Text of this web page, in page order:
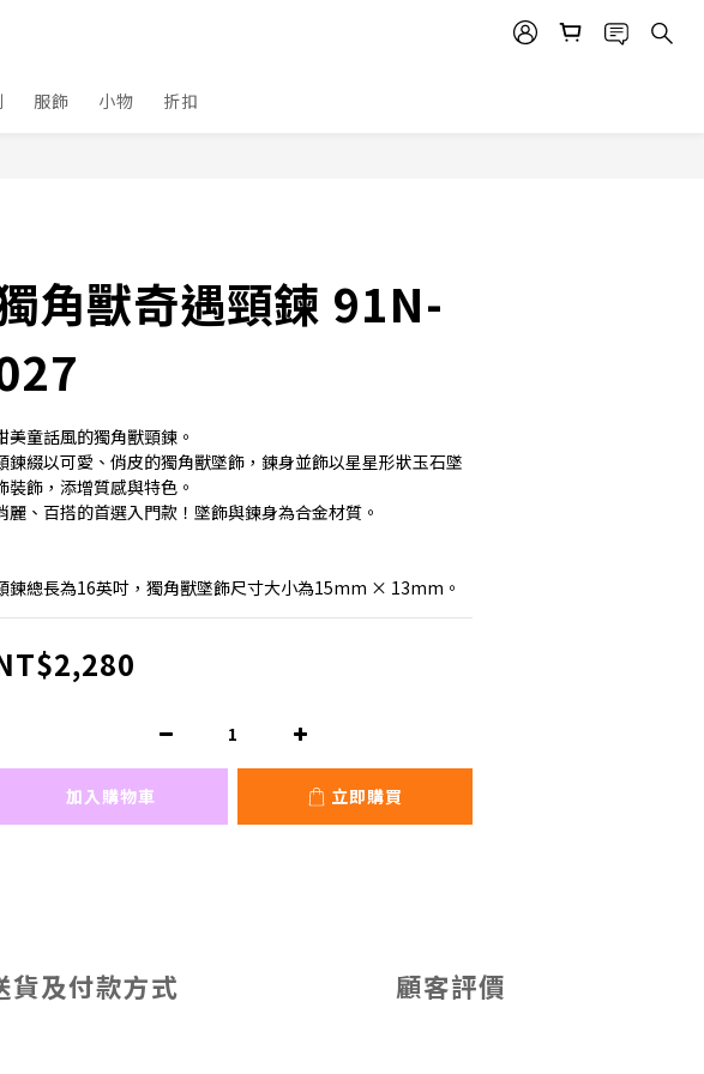
服飾 小物 折扣
角獸奇遇頸鍊 91N-
美童話風的獨角獸頸鍊。
鍊綴以可愛、俏皮的獨角獸墜飾，鍊身並飾以星星形狀玉石墜
裝飾，添增質感與特色。
麗、百搭的首選入門款！墜飾與鍊身為合金材質。
鍊總長為16英吋，獨角獸墜飾尺寸大小為15mm × 13mm。
加入購物車 立即購買
貨及付款方式 顧客評價